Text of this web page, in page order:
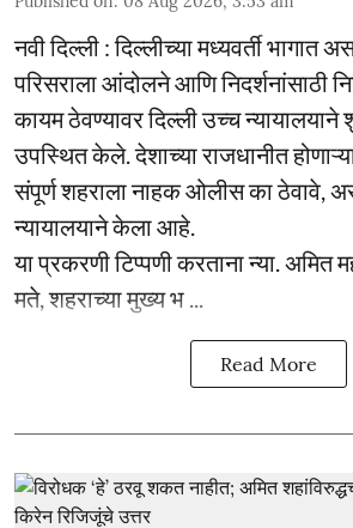
नवी दिल्ली : दिल्लीच्या मध्यवर्ती भागात
परिसराला आंदोलने आणि निदर्शनांसाठी
कायम ठेवण्यावर दिल्ली उच्च न्यायालयाने
उपस्थित केले. देशाच्या राजधानीत
संपूर्ण शहराला नाहक ओलीस का ठेवावे,
न्यायालयाने केला आहे.
या प्रकरणी टिप्पणी करताना न्या. अमित
मते, शहराच्या मुख्य भ ...
Read More